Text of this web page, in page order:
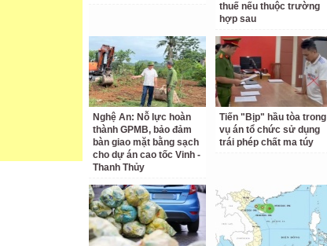
thuế nếu thuộc trường
hợp sau
Nghệ An: Nỗ lực hoàn
thành GPMB, bảo đảm
bàn giao mặt bằng sạch
cho dự án cao tốc Vinh -
Thanh Thủy
Tiến "Bịp" hầu tòa trong
vụ án tổ chức sử dụng
trái phép chất ma túy